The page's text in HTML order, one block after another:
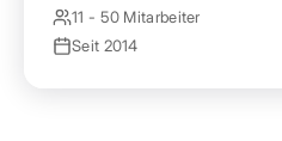
11 - 50 Mitarbeiter
Seit 2014